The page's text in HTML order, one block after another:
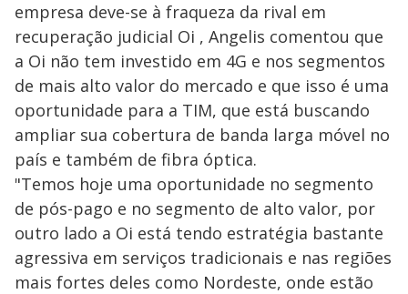
empresa deve-se à fraqueza da rival em
recuperação judicial Oi , Angelis comentou que
a Oi não tem investido em 4G e nos segmentos
de mais alto valor do mercado e que isso é uma
oportunidade para a TIM, que está buscando
ampliar sua cobertura de banda larga móvel no
país e também de fibra óptica.
"Temos hoje uma oportunidade no segmento
de pós-pago e no segmento de alto valor, por
outro lado a Oi está tendo estratégia bastante
agressiva em serviços tradicionais e nas regiões
mais fortes deles como Nordeste, onde estão